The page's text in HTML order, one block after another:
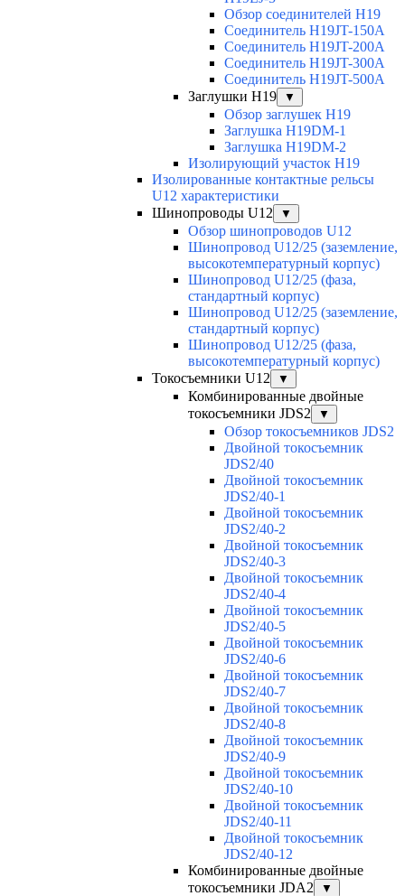
Обзор соединителей H19
Соединитель H19JT-150A
Соединитель H19JT-200A
Соединитель H19JT-300A
Соединитель H19JT-500A
Заглушки H19
▼
Обзор заглушек H19
Заглушка H19DM-1
Заглушка H19DM-2
Изолирующий участок H19
Изолированные контактные рельсы
U12 характеристики
Шинопроводы U12
▼
Обзор шинопроводов U12
Шинопровод U12/25 (заземление,
высокотемпературный корпус)
Шинопровод U12/25 (фаза,
стандартный корпус)
Шинопровод U12/25 (заземление,
стандартный корпус)
Шинопровод U12/25 (фаза,
высокотемпературный корпус)
Токосъемники U12
▼
Комбинированные двойные
токосъемники JDS2
▼
Обзор токосъемников JDS2
Двойной токосъемник
JDS2/40
Двойной токосъемник
JDS2/40-1
Двойной токосъемник
JDS2/40-2
Двойной токосъемник
JDS2/40-3
Двойной токосъемник
JDS2/40-4
Двойной токосъемник
JDS2/40-5
Двойной токосъемник
JDS2/40-6
Двойной токосъемник
JDS2/40-7
Двойной токосъемник
JDS2/40-8
Двойной токосъемник
JDS2/40-9
Двойной токосъемник
JDS2/40-10
Двойной токосъемник
JDS2/40-11
Двойной токосъемник
JDS2/40-12
Комбинированные двойные
токосъемники JDA2
▼